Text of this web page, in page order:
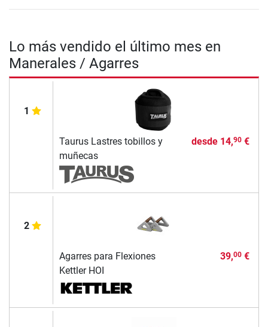
Lo más vendido el último mes en
Manerales / Agarres
1
Taurus Lastres tobillos y
muñecas
desde 14,90€
2
Agarres para Flexiones
Kettler HOI
39,00€